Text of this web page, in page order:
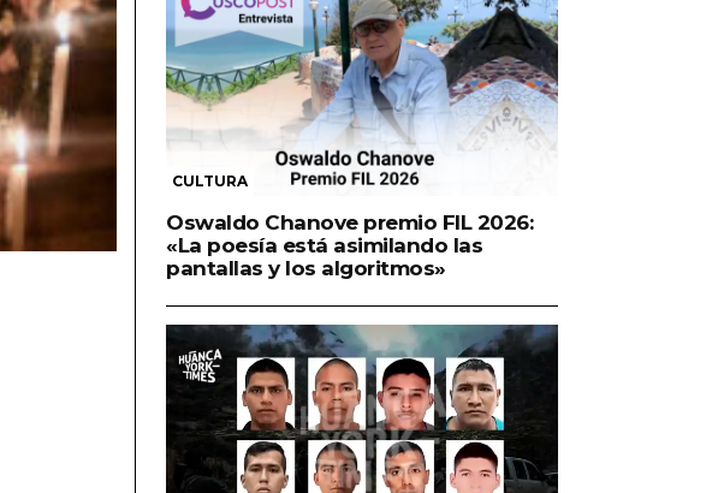
CULTURA
Oswaldo Chanove premio FIL 2026:
«La poesía está asimilando las
pantallas y los algoritmos»